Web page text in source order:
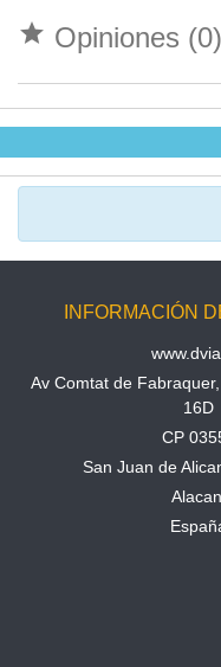
 Opiniones
INFORMACIÓN
Av Comtat de
16D
CP
San Juan de